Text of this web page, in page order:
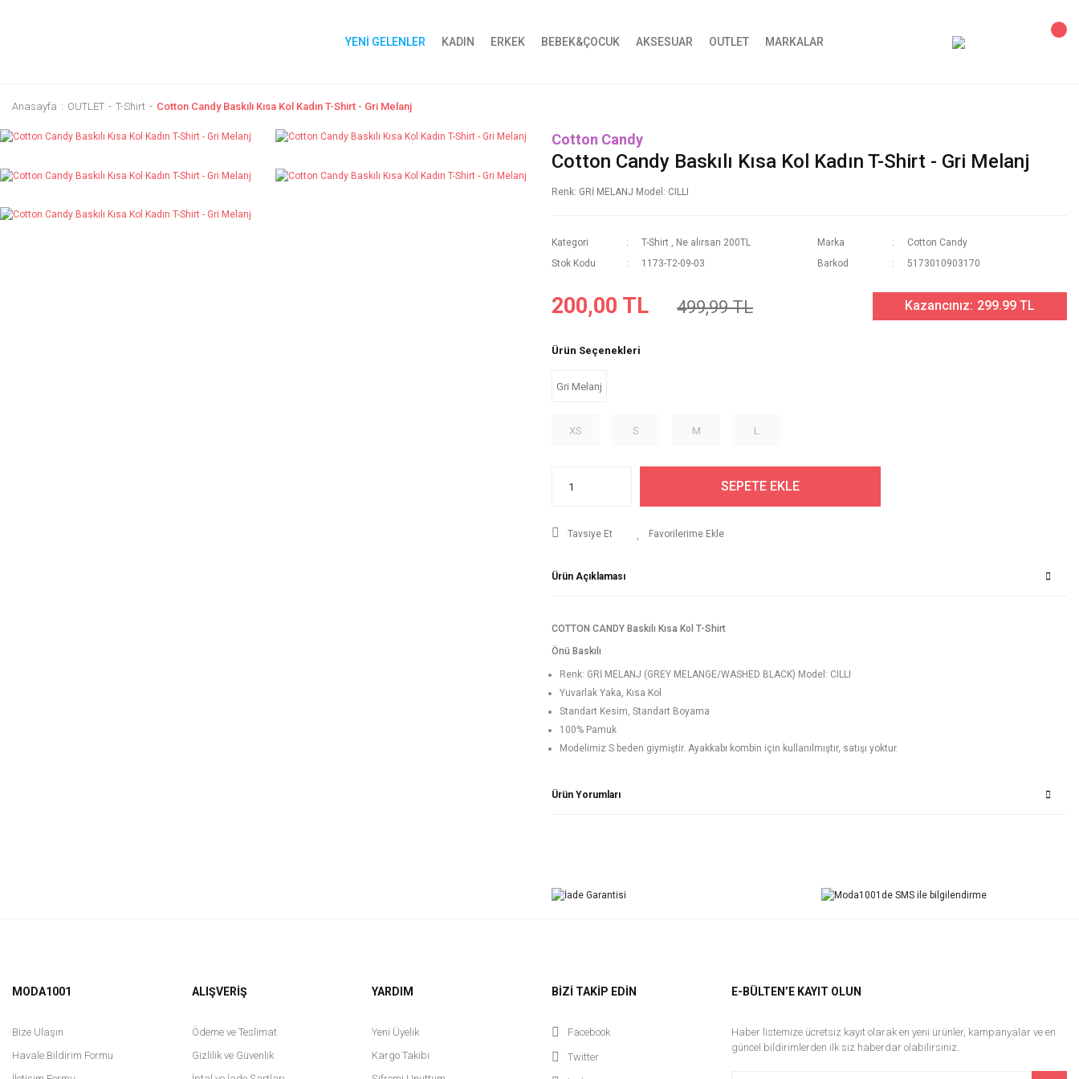
YENİ GELENLER KADIN ERKEK BEBEK&ÇOCUK AKSESUAR OUTLET MARKALAR
Anasayfa OUTLET T-Shirt Cotton Candy Baskılı Kısa Kol Kadın T-Shirt - Gri Melanj
Cotton Candy
Cotton Candy Baskılı Kısa Kol Kadın T-Shirt - Gri Melanj
Renk: GRİ MELANJ Model: CILLI
Kategori T-Shirt , Ne alırsan 200TL Marka
Cotton Candy
Stok Kodu
1173-T2-09-03 Barkod 5173010903170
200,00 TL 499,99 TL Kazancınız: 299.99 TL
Ürün Seçenekleri
Gri Melanj
XS S M L
SEPETE EKLE
Tavsiye Et
Ürün Açıklaması
COTTON CANDY Baskılı Kısa Kol T-Shirt
Önü Baskılı
Renk: GRİ MELANJ (GREY MELANGE/WASHED BLACK) Model: CILLI
Yuvarlak Yaka, Kısa Kol
Standart Kesim, Standart Boyama
100% Pamuk
Modelimiz S beden giymiştir. Ayakkabı kombin için kullanılmıştır, satışı yoktur.
Ürün Yorumları
Yorum Yaz
MODA1001
Bize Ulaşın
Havale Bildirim Formu
ALIŞVERİŞ
Ödeme ve Teslimat
Gizlilik ve Güvenlik
YARDIM
Yeni Üyelik
Kargo Takibi
BİZİ TAKİP EDİN
Facebook
Twitter
E-BÜLTEN’E KAYIT OLUN
Haber listemize ücretsiz kayıt olarak en yeni ürünler, kampanyalar ve en
güncel bildirimlerden ilk siz haberdar olabilirsiniz.